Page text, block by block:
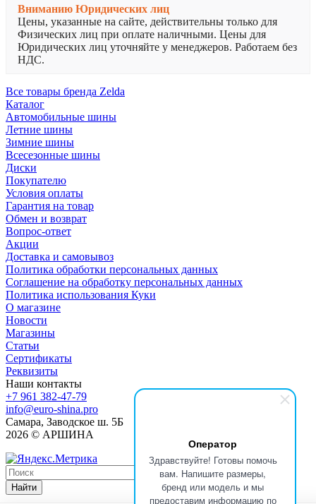
Оператор
Здравствуйте! Готовы помочь
вам. Напишите размеры,
бренд или модель и мы
предоставим информацию по
Вниманию Юридических лиц
Цены, указанные на сайте, действительны только для
Физических лиц при оплате наличными. Цены для
Юридических лиц уточняйте у менеджеров. Работаем без
НДС.
Все товары бренда Zelda
Каталог
Автомобильные шины
Летние шины
Зимние шины
Всесезонные шины
Диски
Покупателю
Условия оплаты
Гарантия на товар
Обмен и возврат
Вопрос-ответ
Акции
Доставка и самовывоз
Политика обработки персональных данных
Соглашение на обработку персональных данных
Политика использования Куки
О магазине
Новости
Магазины
Статьи
Сертификаты
Реквизиты
Наши контакты
+7 961 382-47-79
info@euro-shina.pro
Самара, Заводское ш. 5Б
2026 © АРШИНА
Найти